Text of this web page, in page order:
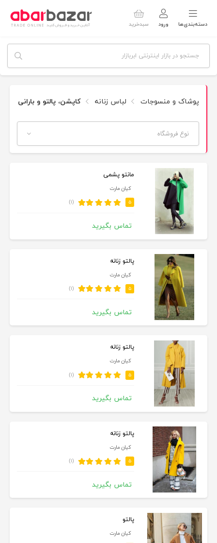
دسته‌بندی‌ها ورود سبدخرید
پوشاک و منسوجات لباس زنانه کاپشن، پالتو و بارانی زنانه
نوع فروشگاه
مانتو پشمی
کیان مارت
۵ (۱)
تماس بگیرید
پالتو زنانه
کیان مارت
۵ (۱)
تماس بگیرید
پالتو زنانه
کیان مارت
۵ (۱)
تماس بگیرید
پالتو زنانه
کیان مارت
۵ (۱)
تماس بگیرید
پالتو
کیان مارت